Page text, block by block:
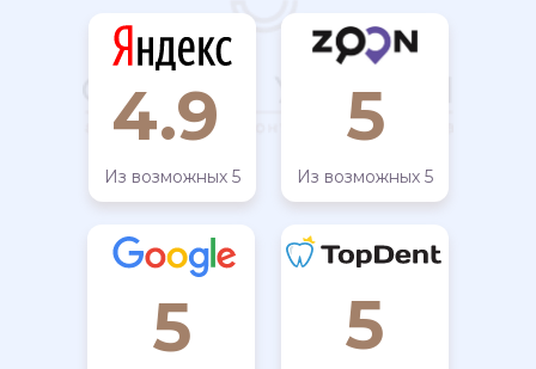
Из возможных 5
4.9
Из возможных 5
5
5 5